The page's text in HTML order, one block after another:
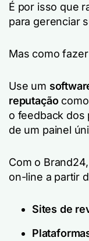
É por isso que
para gerenciar
Mas como
Use um
reputaçãocomo
o feedback dos
de um painel
Com o
on-line a partir
Sites de